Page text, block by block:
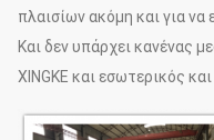
πλαισίων ακόμη και για να
Και δεν υπάρχει κανένας
XINGKE και εσωτερικός